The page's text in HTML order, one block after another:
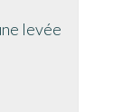
levée